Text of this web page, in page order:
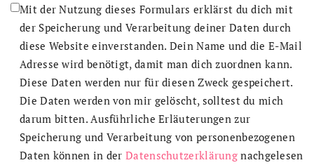
Mit der Nutzung dieses Formulars erklärst du dich mit
der Speicherung und Verarbeitung deiner Daten durch
diese Website einverstanden. Dein Name und die E-Mail
Adresse wird benötigt, damit man dich zuordnen kann.
Diese Daten werden nur für diesen Zweck gespeichert.
Die Daten werden von mir gelöscht, solltest du mich
darum bitten. Ausführliche Erläuterungen zur
Speicherung und Verarbeitung von personenbezogenen
Daten können in derDatenschutzerklärung nachgelesen